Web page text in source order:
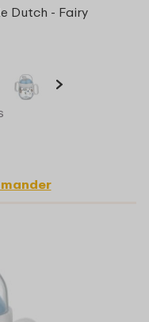
Dutch - Fairy